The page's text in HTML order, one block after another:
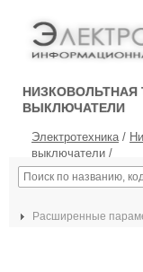
НИЗКОВОЛЬТНАЯ
ВЫКЛЮЧАТЕЛИ
Электротехника/
выключатели /
Расширенные